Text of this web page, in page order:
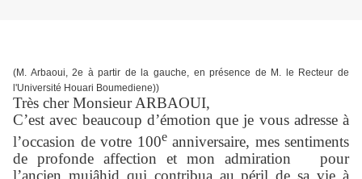
(M. Arbaoui, 2e à partir de la gauche, en présence de M. le Recteur de
l'Université Houari Boumediene))
Très cher Monsieur ARBAOUI,
C’est avec beaucoup d’émotion que je vous adresse à
l’occasion de votre 100eanniversaire, mes sentiments
de profonde affection et mon admiration pour